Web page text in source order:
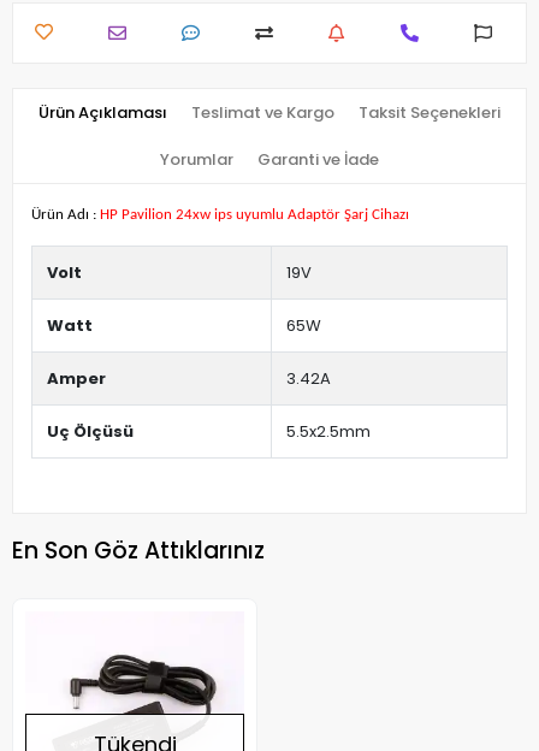
Ürün Açıklaması Teslimat ve Kargo Taksit Seçenekleri
Yorumlar Garanti ve İade
Ürün Adı : HP Pavilion 24xw ips uyumlu Adaptör Şarj Cihazı
Volt 19V
Watt 65W
Amper 3.42A
Uç Ölçüsü 5.5x2.5mm
En Son Göz Attıklarınız
Tükendi